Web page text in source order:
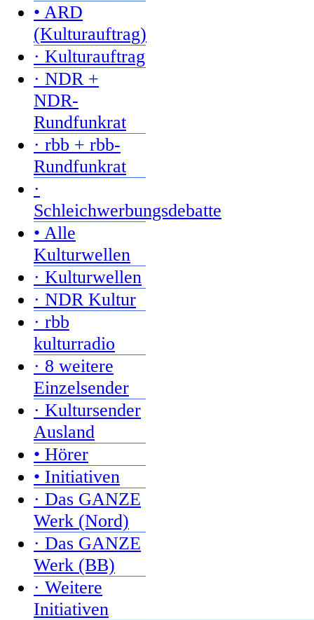
• ARD
(Kulturauftrag)
· Kulturauftrag
· NDR +
NDR-
Rundfunkrat
· rbb + rbb-
Rundfunkrat
·
Schleichwerbungsdebatte
• Alle
Kulturwellen
· Kulturwellen
· NDR Kultur
· rbb
kulturradio
· 8 weitere
Einzelsender
· Kultursender
Ausland
• Hörer
• Initiativen
· Das GANZE
Werk (Nord)
· Das GANZE
Werk (BB)
· Weitere
Initiativen